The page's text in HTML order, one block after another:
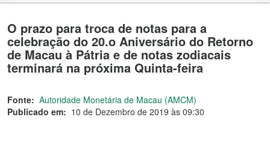
O prazo para troca de notas para a
celebração do 20.o Aniversário do Retorno
de Macau à Pátria e de notas zodiacais
terminará na próxima Quinta-feira
Fonte: Autoridade Monetária de Macau (AMCM)
Publicado em: 10 de Dezembro de 2019 às 09:30